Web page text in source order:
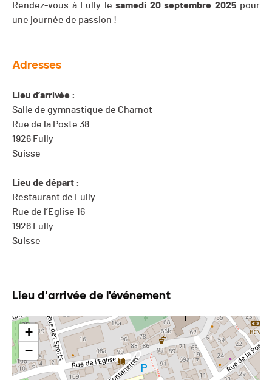
Rendez-vous à Fully le samedi 20 septembre 2025 pour
une journée de passion !
Adresses
Lieu d’arrivée :
Salle de gymnastique de Charnot
Rue de la Poste 38
1926 Fully
Suisse
Lieu de départ :
Restaurant de Fully
Rue de l’Eglise 16
1926 Fully
Suisse
Lieu d’arrivée de l'événement
+
−